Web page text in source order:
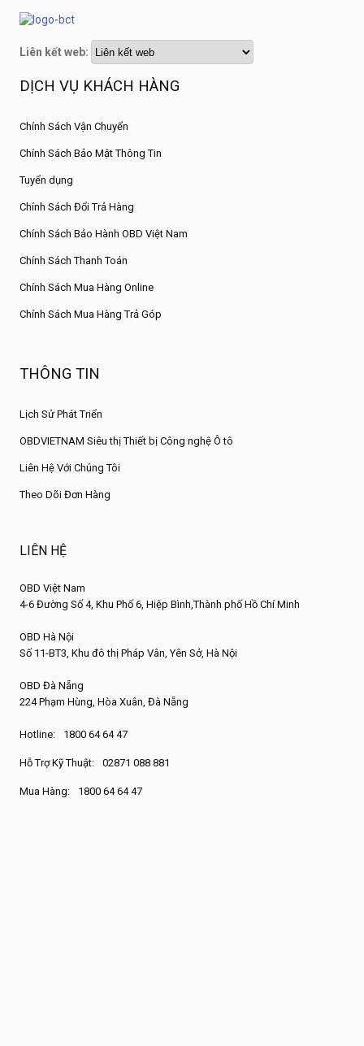
Liên kết web:
DỊCH VỤ KHÁCH HÀNG
Chính Sách Vận Chuyển
Chính Sách Bảo Mật Thông Tin
Tuyển dụng
Chính Sách Đổi Trả Hàng
Chính Sách Bảo Hành OBD Việt Nam
Chính Sách Thanh Toán
Chính Sách Mua Hàng Online
Chính Sách Mua Hàng Trả Góp
THÔNG TIN
Lịch Sử Phát Triển
OBDVIETNAM Siêu thị Thiết bị Công nghệ Ô tô
Liên Hệ Với Chúng Tôi
Theo Dõi Đơn Hàng
LIÊN HỆ
OBD Việt Nam
4-6 Đường Số 4, Khu Phố 6, Hiệp Bình,Thành phố Hồ Chí Minh
OBD Hà Nội
Số 11-BT3, Khu đô thị Pháp Vân, Yên Sở, Hà Nội
OBD Đà Nẵng
224 Phạm Hùng, Hòa Xuân, Đà Nẵng
Hotline: 1800 64 64 47
Hỗ Trợ Kỹ Thuật: 02871 088 881
Mua Hàng: 1800 64 64 47